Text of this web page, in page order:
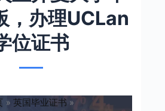
，办理UCLan
位证书
英国毕业证书